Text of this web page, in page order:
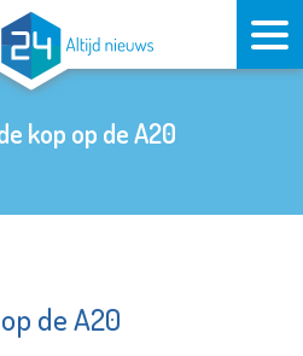
kop op de A20
de A20